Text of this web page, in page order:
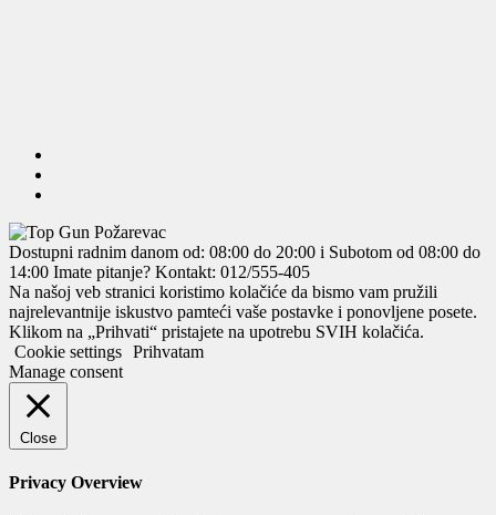
Dostupni radnim danom od: 08:00 do 20:00 i Subotom od 08:00 do
14:00 Imate pitanje? Kontakt: 012/555-405
Na našoj veb stranici koristimo kolačiće da bismo vam pružili
najrelevantnije iskustvo pamteći vaše postavke i ponovljene posete.
Klikom na „Prihvati“ pristajete na upotrebu SVIH kolačića.
Cookie settings Prihvatam
Manage consent
Close
Privacy Overview